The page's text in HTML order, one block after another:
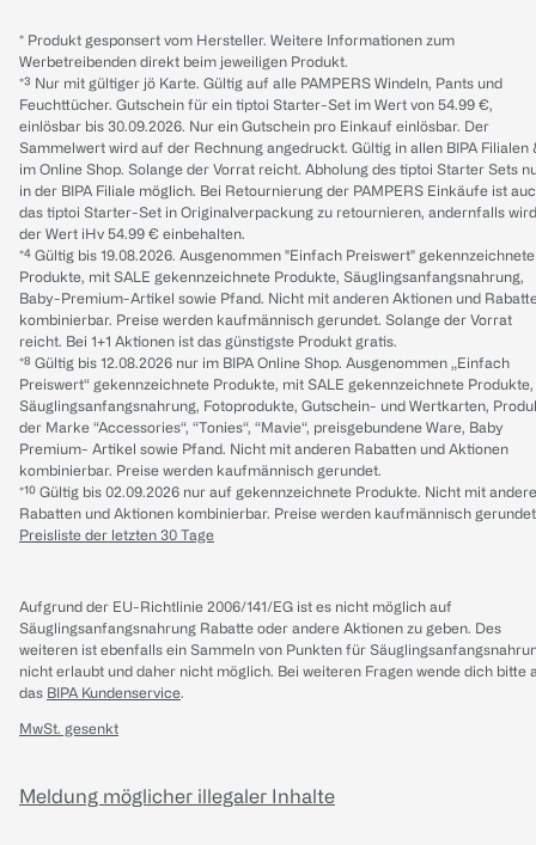
* Produkt gesponsert vom Hersteller. Weitere Informationen zum
Werbetreibenden direkt beim jeweiligen Produkt.
*³ Nur mit gültiger jö Karte. Gültig auf alle PAMPERS Windeln, Pants und
Feuchttücher. Gutschein für ein tiptoi Starter-Set im Wert von 54.99 €,
einlösbar bis 30.09.2026. Nur ein Gutschein pro Einkauf einlösbar. Der
Sammelwert wird auf der Rechnung angedruckt. Gültig in allen BIPA Filialen
im Online Shop. Solange der Vorrat reicht. Abholung des tiptoi Starter Sets
in der BIPA Filiale möglich. Bei Retournierung der PAMPERS Einkäufe ist
das tiptoi Starter-Set in Originalverpackung zu retournieren, andernfalls wird
der Wert iHv 54.99 € einbehalten.
*⁴ Gültig bis 19.08.2026. Ausgenommen "Einfach Preiswert" gekennzeichnete
Produkte, mit SALE gekennzeichnete Produkte, Säuglingsanfangsnahrung,
Baby-Premium-Artikel sowie Pfand. Nicht mit anderen Aktionen und
kombinierbar. Preise werden kaufmännisch gerundet. Solange der Vorrat
reicht. Bei 1+1 Aktionen ist das günstigste Produkt gratis.
*⁸ Gültig bis 12.08.2026 nur im BIPA Online Shop. Ausgenommen „Einfach
Preiswert“ gekennzeichnete Produkte, mit SALE gekennzeichnete Produkte,
Säuglingsanfangsnahrung, Fotoprodukte, Gutschein- und Wertkarten,
der Marke “Accessories“, “Tonies“, “Mavie“, preisgebundene Ware, Baby
Premium- Artikel sowie Pfand. Nicht mit anderen Rabatten und Aktionen
kombinierbar. Preise werden kaufmännisch gerundet.
*¹⁰ Gültig bis 02.09.2026 nur auf gekennzeichnete Produkte. Nicht mit
Rabatten und Aktionen kombinierbar. Preise werden kaufmännisch
Preisliste der letzten 30 Tage
Aufgrund der EU-Richtlinie 2006/141/EG ist es nicht möglich auf
Säuglingsanfangsnahrung Rabatte oder andere Aktionen zu geben. Des
weiteren ist ebenfalls ein Sammeln von Punkten für
nicht erlaubt und daher nicht möglich. Bei weiteren Fragen wende dich bitte
das BIPA Kundenservice.
MwSt. gesenkt
Meldung möglicher illegaler Inhalte